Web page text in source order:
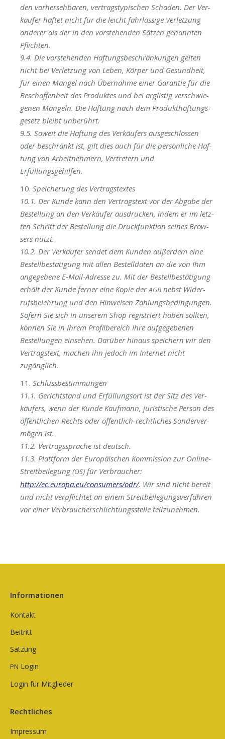
den vor­her­seh­ba­ren, ver­trags­ty­pi­schen Scha­den. Der Ver­
käu­fer haf­tet nicht für die leicht fahr­läs­si­ge Ver­let­zung
ande­rer als der in den vor­ste­hen­den Sät­zen genann­ten
Pflichten.
9.4. Die vor­ste­hen­den Haf­tungs­be­schrän­kun­gen gel­ten
nicht bei Ver­let­zung von Leben, Kör­per und Gesund­heit,
für einen Man­gel nach Über­nah­me einer Garan­tie für die
Beschaf­fen­heit des Pro­duk­tes und bei arg­lis­tig ver­schwie­
ge­nen Män­geln. Die Haf­tung nach dem Pro­dukt­haf­tungs­
ge­setz bleibt unberührt.
9.5. Soweit die Haf­tung des Ver­käu­fers aus­ge­schlos­sen
oder beschränkt ist, gilt dies auch für die per­sön­li­che Haf­
tung von Arbeit­neh­mern, Ver­tre­tern und
Erfüllungsgehilfen.
10. Spei­che­rung des Vertragstextes
10.1. Der Kun­de kann den Ver­trags­text vor der Abga­be der
Bestel­lung an den Ver­käu­fer aus­dru­cken, indem er im letz­
ten Schritt der Bestel­lung die Druck­funk­ti­on sei­nes Brow­
sers nutzt.
10.2. Der Ver­käu­fer sen­det dem Kun­den außer­dem eine
Bestell­be­stä­ti­gung mit allen Bestell­da­ten an die von Ihm
ange­ge­be­ne E‑Mail-Adres­se zu. Mit der Bestell­be­stä­ti­gung
erhält der Kun­de fer­ner eine Kopie derAGB nebst Wider­
rufs­be­leh­rung und den Hin­wei­sen Zah­lungs­be­din­gun­gen.
Sofern Sie sich in unse­rem Shop regis­triert haben soll­ten,
kön­nen Sie in Ihrem Pro­fil­be­reich Ihre auf­ge­ge­be­nen
Bestel­lun­gen ein­se­hen. Dar­über hin­aus spei­chern wir den
Ver­trags­text, machen ihn jedoch im Inter­net nicht
zugänglich.
11. Schluss­be­stim­mun­gen
11.1. Gericht­stand und Erfül­lungs­ort ist der Sitz des Ver­
käu­fers, wenn der Kun­de Kauf­mann, juris­ti­sche Per­son des
öffent­li­chen Rechts oder öffent­lich-recht­li­ches Son­der­ver­
mö­gen ist.
11.2. Ver­trags­spra­che ist deutsch.
11.3. Platt­form der Euro­päi­schen Kom­mis­si­on zur Online-
Streit­bei­le­gung (OS) für Ver­brau­cher:
http://ec.europa.eu/consumers/odr/. Wir sind nicht bereit
und nicht ver­pflich­tet an einem Streit­bei­le­gungs­ver­fah­ren
vor einer Ver­brau­cher­schlich­tungs­stel­le teil­zu­neh­men.
Informationen
Kontakt
Beitritt
Satzung
PN Login
Login für Mitglieder
Rechtliches
Impressum